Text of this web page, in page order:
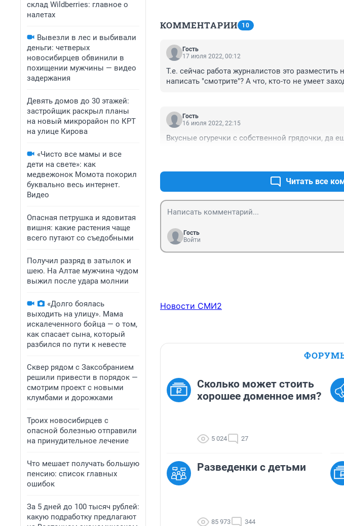
склад Wildberries: главное о
налетах
Вывезли в лес и выбивали
деньги: четверых
новосибирцев обвинили в
похищении мужчины — видео
задержания
Девять домов до 30 этажей:
застройщик раскрыл планы
на новый микрорайон по КРТ
на улице Кирова
«Чисто все мамы и все
дети на свете»: как
медвежонок Момота покорил
буквально весь интернет.
Видео
Опасная петрушка и ядовитая
вишня: какие растения чаще
всего путают со съедобными
Получил разряд в затылок и
шею. На Алтае мужчина чудом
выжил после удара молнии
«Долго боялась
выходить на улицу». Мама
искалеченного бойца — о том,
как спасает сына, который
разбился по пути к невесте
Сквер рядом с Заксобранием
решили привести в порядок —
смотрим проект с новыми
клумбами и дорожками
Троих новосибирцев с
опасной болезнью отправили
на принудительное лечение
Что мешает получать большую
пенсию: список главных
ошибок
За 5 дней до 100 тысяч рублей:
какую подработку предлагают
КОММЕНТАРИИ 10
Гость
17 июля 2022, 00:12
Т.е. сейчас работа журналистов это разместить
написать "смотрите"? А что, кто-то не умеет
Гость
16 июля 2022, 22:15
Вкусные огуречки с собственной грядочки, да
Читать все
Гость
Войти
Новости СМИ2
Сколько может стоить
хорошее доменное имя?
5 024 27
Разведенки с детьми
85 973 344